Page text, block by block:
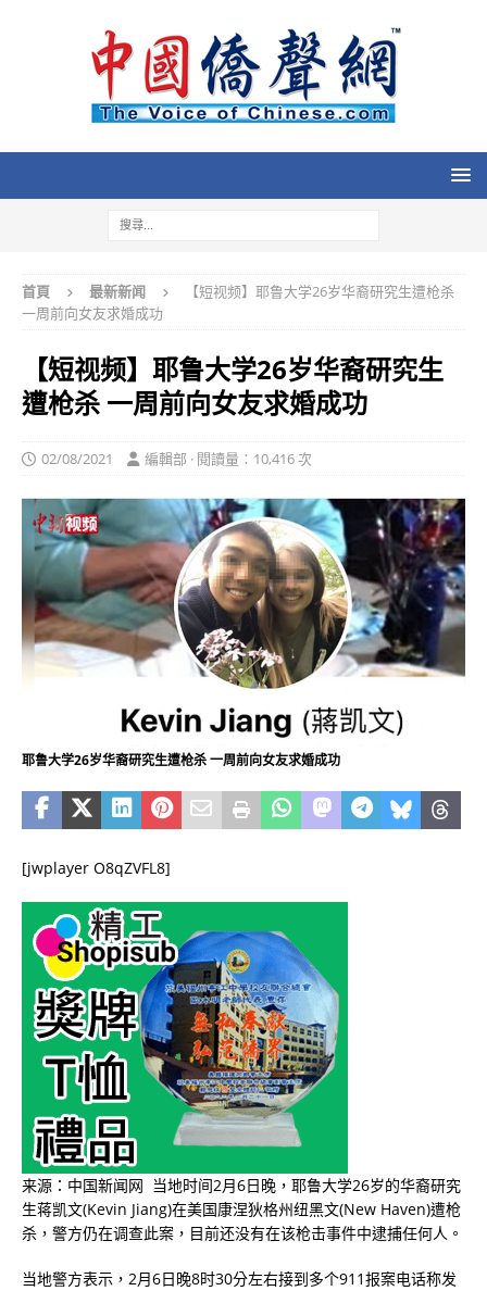
首頁 最新新闻
【短视频】耶鲁大学26岁华裔研究生遭枪杀
一周前向女友求婚成功
【短视频】耶鲁大学26岁华裔研究生
遭枪杀 一周前向女友求婚成功
02/08/2021 編輯部 · 閱讀量：10,416 次
耶鲁大学26岁华裔研究生遭枪杀 一周前向女友求婚成功
[jwplayer O8qZVFL8]
来源：中国新闻网 当地时间2月6日晚，耶鲁大学26岁的华裔研究
生蒋凯文(Kevin Jiang)在美国康涅狄格州纽黑文(New Haven)遭枪
杀，警方仍在调查此案，目前还没有在该枪击事件中逮捕任何人。
当地警方表示，2月6日晚8时30分左右接到多个911报案电话称发